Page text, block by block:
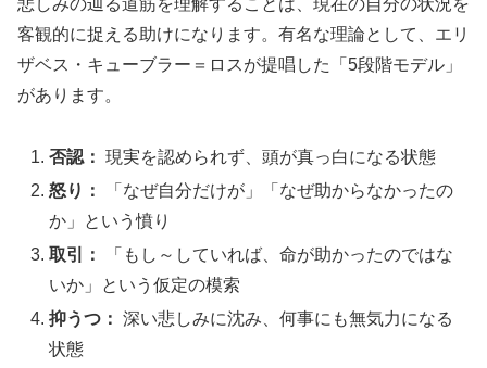
客観的に捉える助けになります。有名な理論として、エリ
ザベス・キューブラー＝ロスが提唱した「5段階モデル」
があります。
否認： 現実を認められず、頭が真っ白になる状態
怒り：
「なぜ自分だけが」「なぜ助からなかったの
か」という憤り
取引：
「もし～していれば、命が助かったのではな
いか」という仮定の模索
抑うつ： 深い悲しみに沈み、何事にも無気力になる
状態